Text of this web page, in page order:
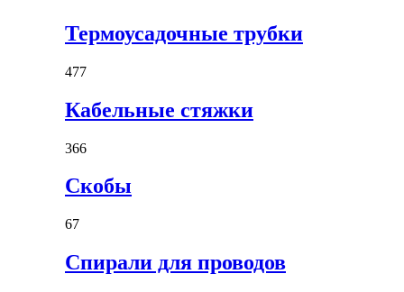
Термоусадочные трубки
477
Кабельные стяжки
366
Скобы
67
Спирали для проводов